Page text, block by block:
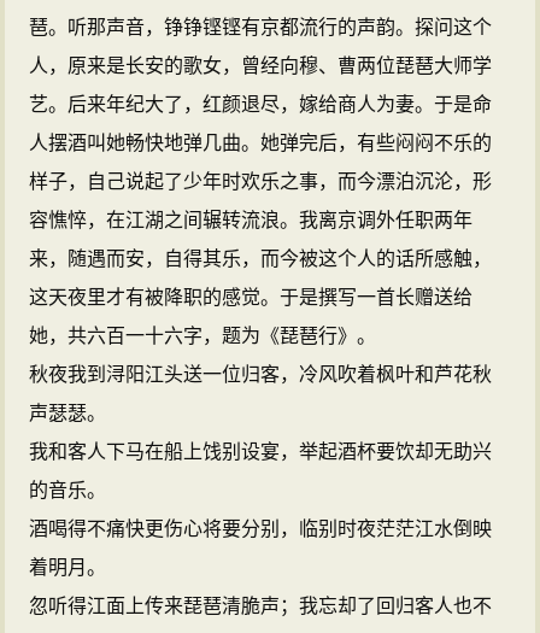
琶。听那声音，铮铮铿铿有京都流行的声韵。探问这个
人，原来是长安的歌女，曾经向穆、曹两位琵琶大师学
艺。后来年纪大了，红颜退尽，嫁给商人为妻。于是命
人摆酒叫她畅快地弹几曲。她弹完后，有些闷闷不乐的
样子，自己说起了少年时欢乐之事，而今漂泊沉沦，形
容憔悴，在江湖之间辗转流浪。我离京调外任职两年
来，随遇而安，自得其乐，而今被这个人的话所感触，
这天夜里才有被降职的感觉。于是撰写一首长赠送给
她，共六百一十六字，题为《琵琶行》。
秋夜我到浔阳江头送一位归客，冷风吹着枫叶和芦花秋
声瑟瑟。
我和客人下马在船上饯别设宴，举起酒杯要饮却无助兴
的音乐。
酒喝得不痛快更伤心将要分别，临别时夜茫茫江水倒映
着明月。
忽听得江面上传来琵琶清脆声；我忘却了回归客人也不